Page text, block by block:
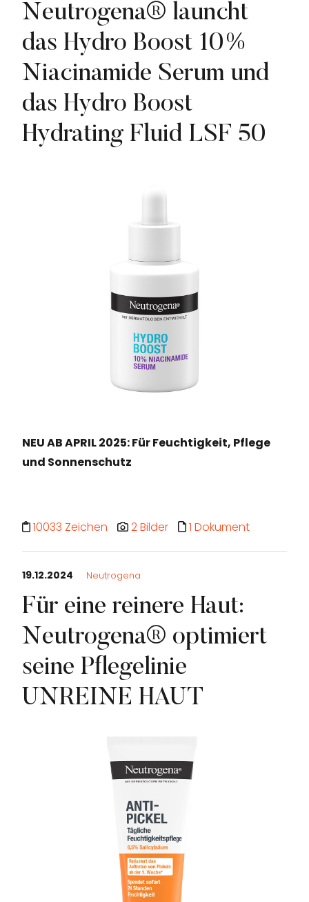
Neutrogena® launcht
das Hydro Boost 10%
Niacinamide Serum und
das Hydro Boost
Hydrating Fluid LSF 50
NEU AB APRIL 2025: Für Feuchtigkeit, Pflege
und Sonnenschutz
10033 Zeichen 2 Bilder 1 Dokument
19.12.2024 Neutrogena
Für eine reinere Haut:
Neutrogena® optimiert
seine Pflegelinie
UNREINE HAUT